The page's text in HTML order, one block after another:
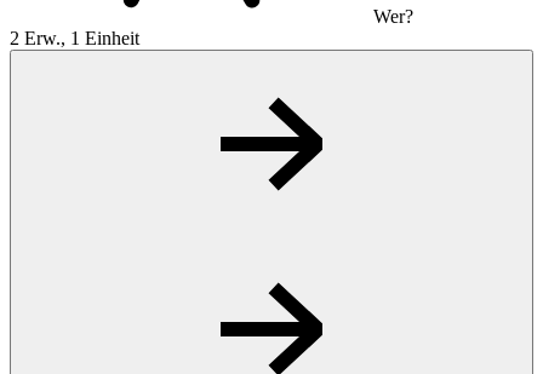
Wer?
2 Erw., 1 Einheit